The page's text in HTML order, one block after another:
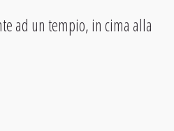
ad un tempio, in cima alla